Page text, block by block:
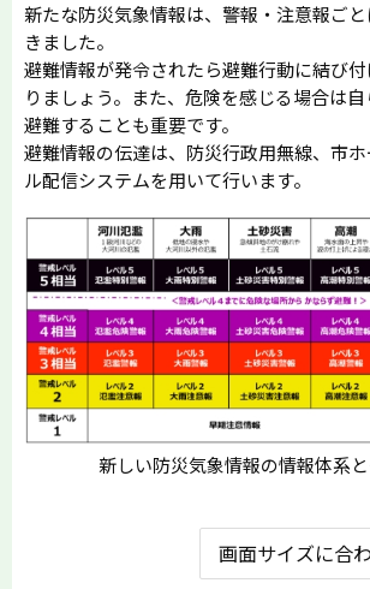
新たな防災気象情報は、警報・注意報ご
きました。
避難情報が発令されたら避難行動に結び
りましょう。また、危険を感じる場合は
避難することも重要です。
避難情報の伝達は、防災行政用無線、市
ル配信システムを用いて行います。
新しい防災気象情報の情報体系
画面サイズに合